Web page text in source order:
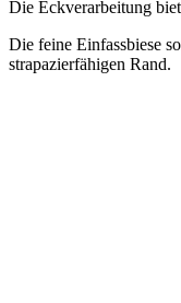
Die Eckverarbeitung
Die feine Einfassbiese
strapazierfähigen Rand.